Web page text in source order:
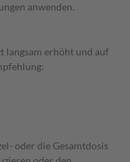
anwenden.
langsam erhöht und auf
oder die Gesamtdosis